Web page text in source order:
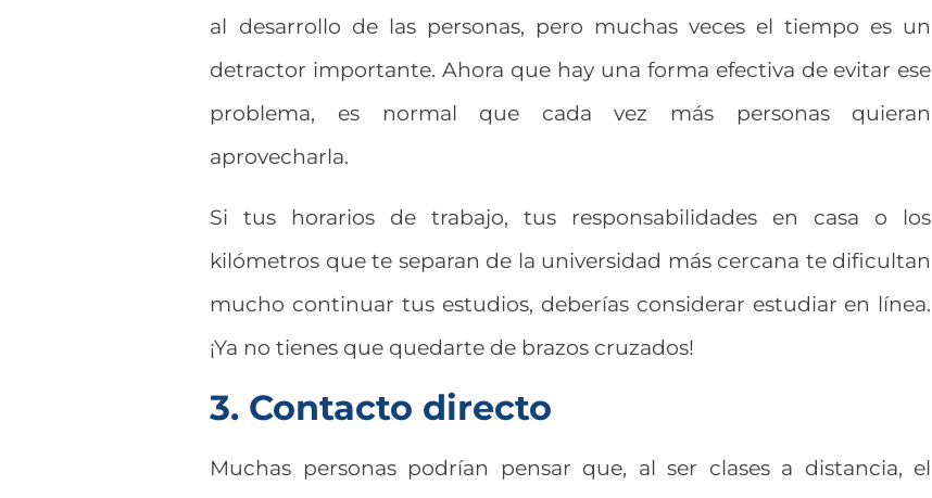
al desarrollo de las personas, pero muchas veces el tiempo es un
detractor importante. Ahora que hay una forma efectiva de evitar ese
problema, es normal que cada vez más personas quieran
aprovecharla.
Si tus horarios de trabajo, tus responsabilidades en casa o los
kilómetros que te separan de la universidad más cercana te dificultan
mucho continuar tus estudios, deberías considerar estudiar en línea.
¡Ya no tienes que quedarte de brazos cruzados!
3. Contacto directo
Muchas personas podrían pensar que, al ser clases a distancia, el